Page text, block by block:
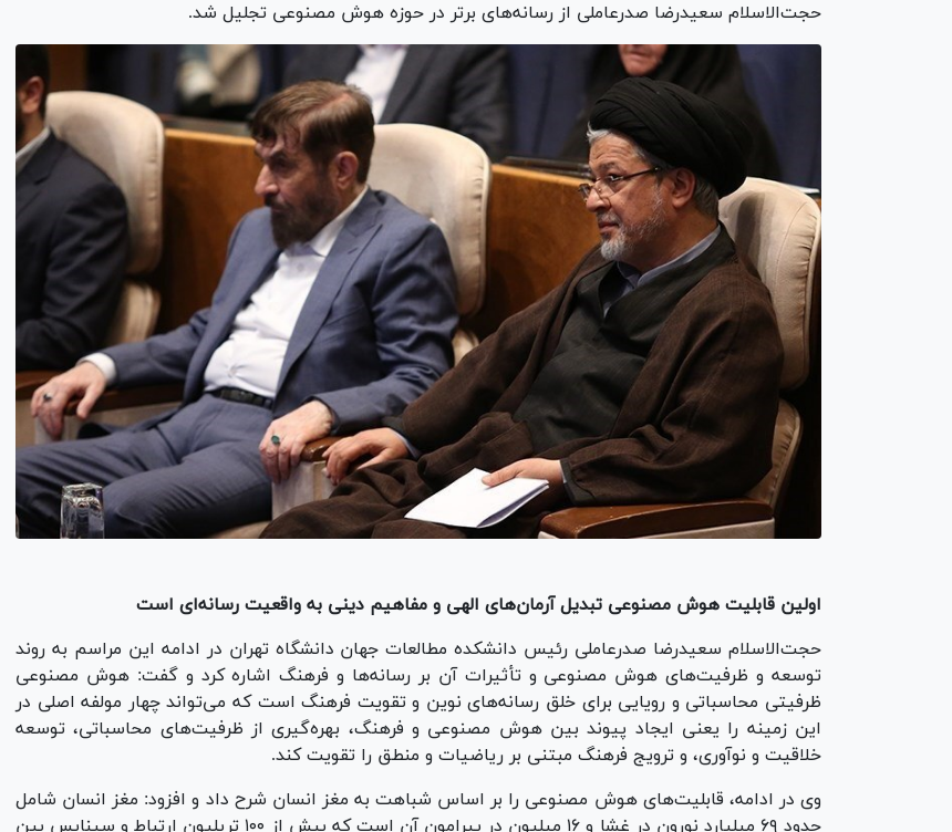
حجت‌الاسلام سعیدرضا صدرعاملی از رسانه‌های برتر در حوزه هوش مصنوعی تجلیل شد.
اولین قابلیت هوش مصنوعی تبدیل آرمان‌های الهی و مفاهیم دینی به واقعیت رسانه‌ای است
حجت‌الاسلام سعیدرضا صدرعاملی رئیس دانشکده مطالعات جهان دانشگاه تهران در ادامه این مراسم به روند
توسعه و ظرفیت‌های هوش مصنوعی و تأثیرات آن بر رسانه‌ها و فرهنگ اشاره کرد و گفت: هوش مصنوعی
ظرفیتی محاسباتی و رویایی برای خلق رسانه‌های نوین و تقویت فرهنگ است که می‌تواند چهار مولفه اصلی در
این زمینه را یعنی ایجاد پیوند بین هوش مصنوعی و فرهنگ، بهره‌گیری از ظرفیت‌های محاسباتی، توسعه
خلاقیت و نوآوری، و ترویج فرهنگ مبتنی بر ریاضیات و منطق را تقویت کند.
وی در ادامه، قابلیت‌های هوش مصنوعی را بر اساس شباهت به مغز انسان شرح داد و افزود: مغز انسان شامل
حدود ۶۹ میلیارد نورون در غشا و ۱۶ میلیون در پیرامون آن است که بیش از ۱۰۰ تریلیون ارتباط و سیناپس بین